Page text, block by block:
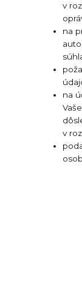
v
na
na
v